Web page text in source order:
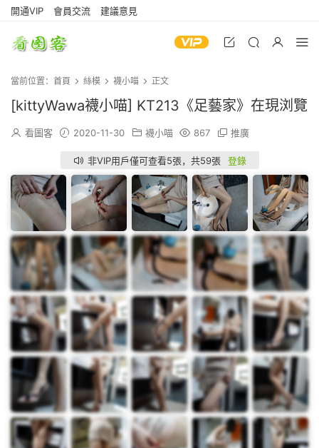
開通VIP 會員交流 建議意見
當前位置： 首頁 絲模 襪小喵 正文
[kittyWawa襪小喵] KT213《足藝家》在現浏覽
看圖客 2020-11-30 襪小喵 867 推廣
非VIP用戶僅可查看5張，共59張 登錄